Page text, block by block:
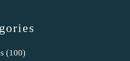
(100)